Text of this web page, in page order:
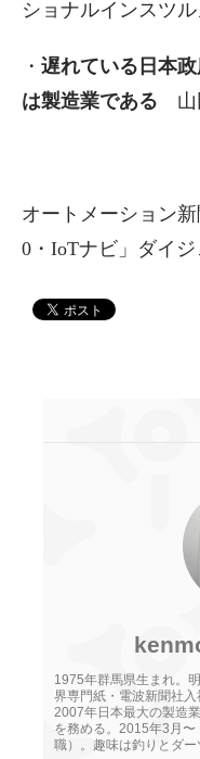
ショナルインスツ
・ 遅れている日本
は製造業である 山
オートメーション
0・IoTナビ」ダイ
1975年群馬県生まれ。
界専門紙・電波新聞社入
2007年日本最大の製造
を務める。2015年3月
職）。趣味は釣りとダー